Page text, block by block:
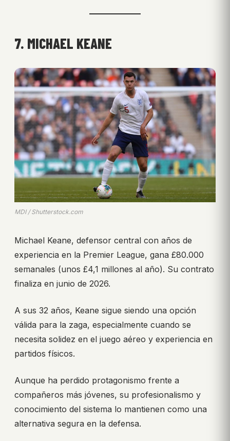
7. MICHAEL KEANE
MDI / Shutterstock.com
Michael Keane, defensor central con años de
experiencia en la Premier League, gana £80.000
semanales (unos £4,1 millones al año). Su contrato
finaliza en junio de 2026.
A sus 32 años, Keane sigue siendo una opción
válida para la zaga, especialmente cuando se
necesita solidez en el juego aéreo y experiencia en
partidos físicos.
Aunque ha perdido protagonismo frente a
compañeros más jóvenes, su profesionalismo y
conocimiento del sistema lo mantienen como una
alternativa segura en la defensa.